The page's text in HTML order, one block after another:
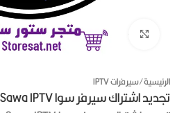
Click to enlarge
الرئيسية/سيرفرات IPTV
تجديد اشتراك سيرفر سوا Sawa IPTV